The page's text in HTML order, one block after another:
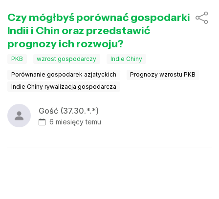
Czy mógłbyś porównać gospodarki
Indii i Chin oraz przedstawić
prognozy ich rozwoju?
PKB wzrost gospodarczy Indie Chiny
Porównanie gospodarek azjatyckich
Prognozy wzrostu PKB
Indie Chiny rywalizacja gospodarcza
Gość (37.30.*.*)
6 miesięcy temu